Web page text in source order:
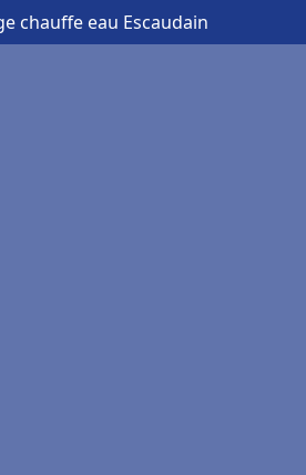
chauffe eau Escaudain